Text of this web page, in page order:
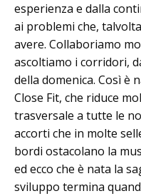
esperienza e dalla
ai problemi che,
avere. Collaboriamo
ascoltiamo i corridori,
della domenica. Così è
Close Fit, che riduce
trasversale a tutte le
accorti che in molte
bordi ostacolano la
ed ecco che è nata la
sviluppo termina